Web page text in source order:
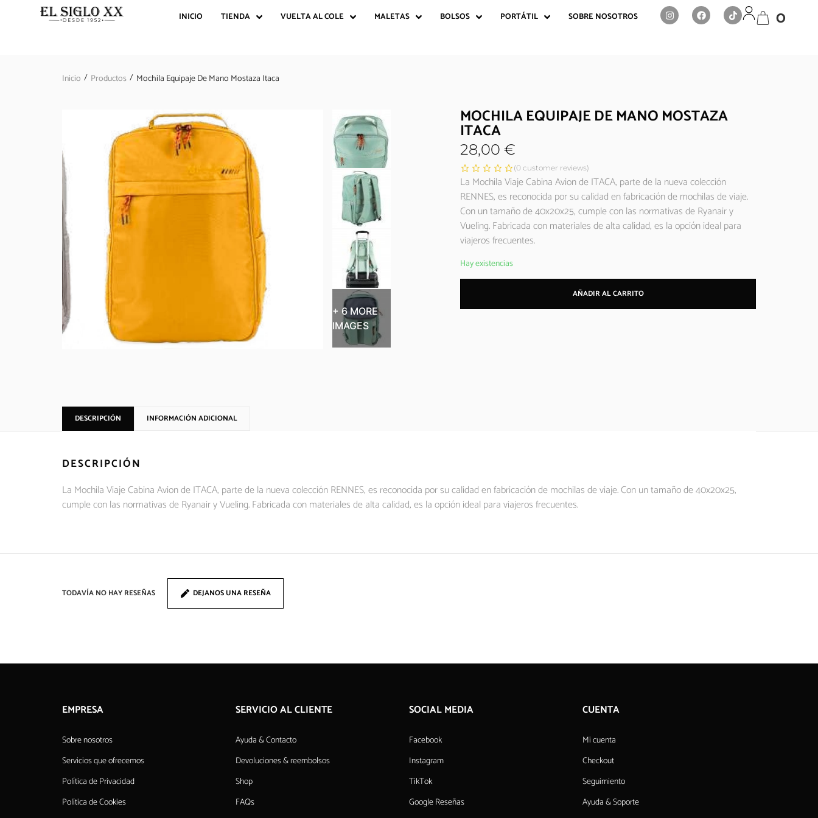
INICIO TIENDA VUELTA AL COLE MALETAS BOLSOS PORTÁTIL SOBRE NOSOTROS 0
Inicio / Productos / Mochila Equipaje De Mano Mostaza Itaca
+ 6 MORE
IMAGES
MOCHILA EQUIPAJE DE MANO MOSTAZA
ITACA
28,00 €
(0 customer reviews)
La Mochila Viaje Cabina Avion de ITACA, parte de la nueva colección
RENNES, es reconocida por su calidad en fabricación de mochilas de viaje.
Con un tamaño de 40x20x25, cumple con las normativas de Ryanair y
Vueling. Fabricada con materiales de alta calidad, es la opción ideal para
viajeros frecuentes.
Hay existencias
AÑADIR AL CARRITO
DESCRIPCIÓN INFORMACIÓN ADICIONAL
DESCRIPCIÓN
La Mochila Viaje Cabina Avion de ITACA, parte de la nueva colección RENNES, es reconocida por su calidad en fabricación de mochilas de viaje. Con un tamaño de 40x20x25,
cumple con las normativas de Ryanair y Vueling. Fabricada con materiales de alta calidad, es la opción ideal para viajeros frecuentes.
TODAVÍA NO HAY RESEÑAS DEJANOS UNA RESEÑA
EMPRESA
Sobre nosotros
Servicios que ofrecemos
Política de Privacidad
Política de Cookies
SERVICIO AL CLIENTE
Ayuda & Contacto
Devoluciones & reembolsos
Shop
FAQs
SOCIAL MEDIA
Facebook
Instagram
TikTok
Google Reseñas
CUENTA
Mi cuenta
Checkout
Seguimiento
Ayuda & Soporte